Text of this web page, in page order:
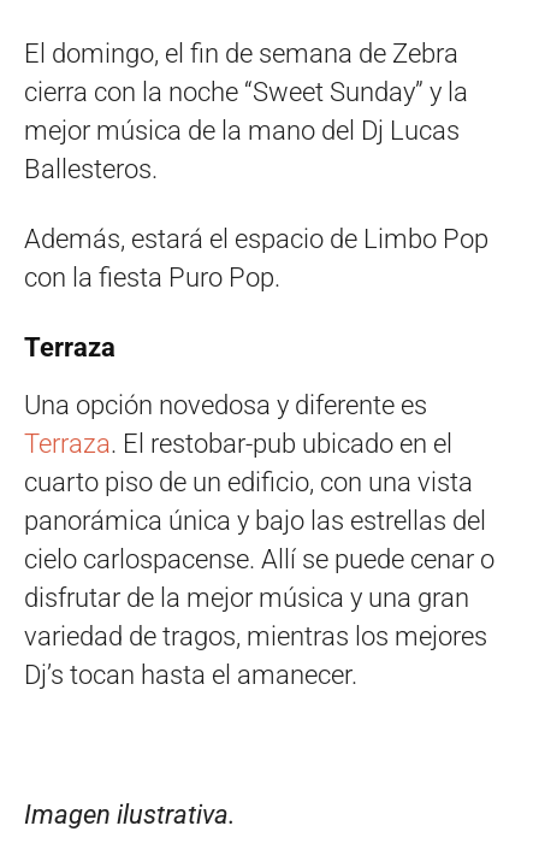
El domingo, el fin de semana de Zebra
cierra con la noche “Sweet Sunday” y la
mejor música de la mano del Dj Lucas
Ballesteros.
Además, estará el espacio de Limbo Pop
con la fiesta Puro Pop.
Terraza
Una opción novedosa y diferente es
Terraza. El restobar-pub ubicado en el
cuarto piso de un edificio, con una vista
panorámica única y bajo las estrellas del
cielo carlospacense. Allí se puede cenar o
disfrutar de la mejor música y una gran
variedad de tragos, mientras los mejores
Dj’s tocan hasta el amanecer.
Imagen ilustrativa.